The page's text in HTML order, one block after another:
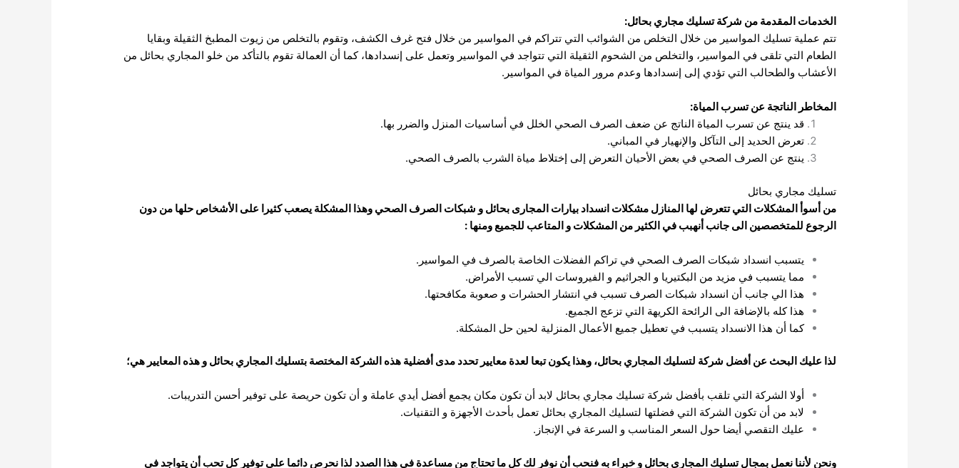
الخدمات المقدمة من شركة تسليك مجاري بحائل:
تتم عملية تسليك المواسير من خلال التخلص من الشوائب التي تتراكم في المواسير من خلال فتح غرف الكشف، وتقوم بالتخلص من زيوت المطبخ الثقيلة وبقايا
الطعام التي تلقى في المواسير، والتخلص من الشحوم الثقيلة التي تتواجد في المواسير وتعمل على إنسدادها، كما أن العمالة تقوم بالتأكد من خلو المجاري بحائل من
الأعشاب والطحالب التي تؤدي إلى إنسدادها وعدم مرور المياة في المواسير.
المخاطر الناتجة عن تسرب المياة:
قد ينتج عن تسرب المياة الناتج عن ضعف الصرف الصحي الخلل في أساسيات المنزل والضرر بها.
تعرض الحديد إلى التآكل والإنهيار في المباني.
ينتج عن الصرف الصحي في بعض الأحيان التعرض إلى إختلاط مياة الشرب بالصرف الصحي.
تسليك مجاري بحائل
من أسوأ المشكلات التي تتعرض لها المنازل مشكلات انسداد بيارات المجارى بحائل و شبكات الصرف الصحي وهذا المشكلة يصعب كثيرا على الأشخاص حلها من دون
الرجوع للمتخصصين الى جانب أنهبب في الكثير من المشكلات و المتاعب للجميع ومنها :
يتسبب انسداد شبكات الصرف الصحي في تراكم الفضلات الخاصة بالصرف في المواسير.
مما يتسبب في مزيد من البكتيريا و الجراثيم و الفيروسات الي تسبب الأمراض.
هذا الي جانب أن انسداد شبكات الصرف تسبب في انتشار الحشرات و صعوبة مكافحتها.
هذا كله بالإضافة الى الرائحة الكريهة التي تزعج الجميع.
كما أن هذا الانسداد يتسبب في تعطيل جميع الأعمال المنزلية لحين حل المشكلة.
لذا عليك البحث عن أفضل شركة لتسليك المجاري بحائل، وهذا يكون تبعا لعدة معايير تحدد مدى أفضلية هذه الشركة المختصة بتسليك المجاري بحائل و هذه المعايير هي؛
أولا الشركة التي تلقب بأفضل شركة تسليك مجاري بحائل لابد أن تكون مكان يجمع أفضل أيدي عاملة و أن تكون حريصة على توفير أحسن التدريبات.
لابد من أن تكون الشركة التي فضلتها لتسليك المجاري بحائل تعمل بأحدث الأجهزة و التقنيات.
عليك التقصي أيضا حول السعر المناسب و السرعة في الإنجاز.
ونحن لأننا نعمل بمجال تسليك المجاري بحائل و خبراء به فنحب أن نوفر لك كل ما تحتاج من مساعدة في هذا الصدد لذا نحرص دائما على توفير كل تحب أن يتواجد في